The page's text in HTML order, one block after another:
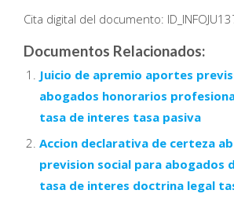
Cita digital del documento:
Documentos Relacionados:
Juicio de apremio aportes
abogados honorarios
tasa de interes tasa pasiva
Accion declarativa de certeza
prevision social para abogados
tasa de interes doctrina legal